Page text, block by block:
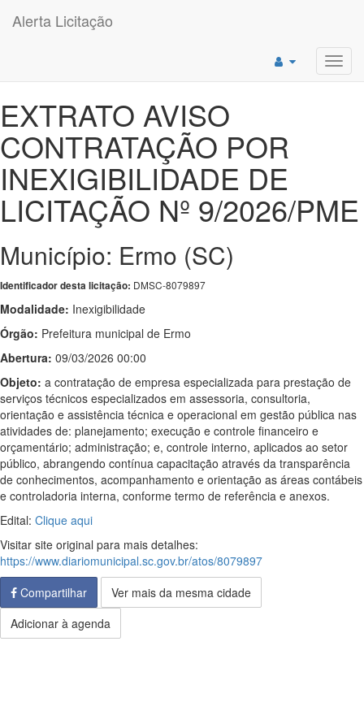
Alerta Licitação
EXTRATO AVISO
CONTRATAÇÃO POR
INEXIGIBILIDADE DE
LICITAÇÃO Nº 9/2026/PME
Município: Ermo (SC)
Identificador desta licitação: DMSC-8079897
Modalidade: Inexigibilidade
Órgão: Prefeitura municipal de Ermo
Abertura: 09/03/2026 00:00
Objeto: a contratação de empresa especializada para prestação de
serviços técnicos especializados em assessoria, consultoria,
orientação e assistência técnica e operacional em gestão pública nas
atividades de: planejamento; execução e controle financeiro e
orçamentário; administração; e, controle interno, aplicados ao setor
público, abrangendo contínua capacitação através da transparência
de conhecimentos, acompanhamento e orientação as áreas contábeis
e controladoria interna, conforme termo de referência e anexos.
Edital: Clique aqui
Visitar site original para mais detalhes:
https://www.diariomunicipal.sc.gov.br/atos/8079897
Compartilhar
Ver mais da mesma cidade
Adicionar à agenda